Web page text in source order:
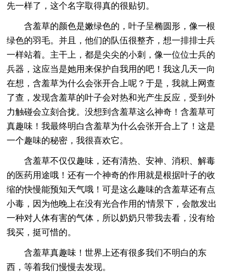
先一样了，这个名字取得真的很贴切。
含羞草的颜色是嫩绿色的，叶子呈椭圆形，像一根
绿色的羽毛。并且，他们的队伍很整齐，想一排排士兵
一样站着。主干上，都是尖尖的小刺，像一位位士兵的
兵器，这应当是她用来保护自我用的吧！我这几天一向
在想，含羞草为什么会张开合上呢？于是，我就上网查
了查，发现含羞草的叶子会对热和光产生反应，受到外
力触碰会立刻合拢。没想到含羞草这么神奇！含羞草可
真趣味！我最终明白含羞草为什么会张开合上了！这是
一个趣味的秘密，我很喜欢它。
含羞草不仅仅趣味，还有清热、安神、消积、解毒
的医药用途哦！还有一个神奇的作用就是根据叶子的收
缩的快慢能预知天气哦！可是这么趣味的含羞草还有点
小毒，因为他晚上在没有光合作用的'情景下，会散发出
一种对人体有害的气体，所以奶奶只带我去看，没有给
我买，挺可惜的。
含羞草真趣味！世界上还有很多我们不明白的东
西，等着我们慢慢去发现。